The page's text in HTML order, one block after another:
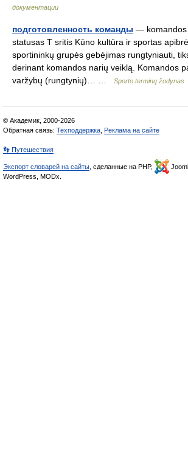
документации
подготовленность команды — komandos
statusas T sritis Kūno kultūra ir sportas
sportininkų grupės gebėjimas rungtyniauti,
derinant komandos narių veiklą. Komandos
varžybų (rungtynių)… …
Sporto terminų žodynas
© Академик, 2000-2026
Обратная связь: Техподдержка Реклама на сайте
👣 Путешествия
Экспорт словарей на сайты , сделанные на PHP,
WordPress, MODx.